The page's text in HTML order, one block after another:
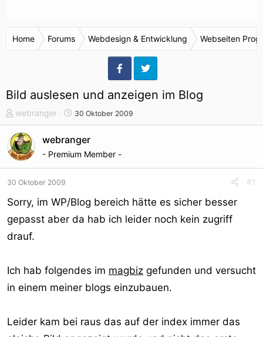
Home Forums Webdesign & Entwicklung Webseiten
Bild auslesen und anzeigen im Blog
T
h
e
m
e
s
t
r
t
webranger
S
t
a
t
m
30 Oktober 2009
webranger
- Premium Member -
30 Oktober 2009 #1
Sorry, im WP/Blog bereich hätte es sicher besser
gepasst aber da hab ich leider noch kein zugriff
drauf.
Ich hab folgendes im magbiz gefunden und versucht
in einem meiner blogs einzubauen.
Leider kam bei raus das auf der index immer das